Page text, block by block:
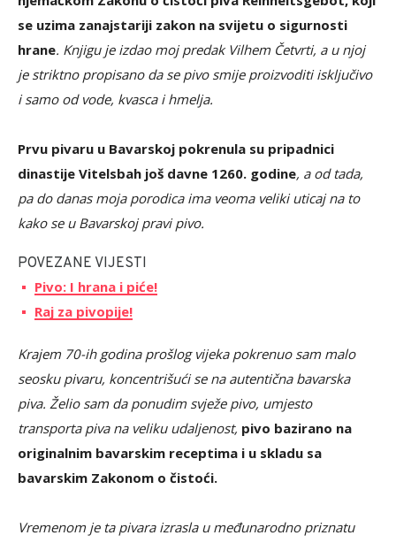
se uzima zanajstariji zakon na svijetu o sigurnosti
hrane. Knjigu je izdao moj predak Vilhem Četvrti, a u njoj
je striktno propisano da se pivo smije proizvoditi isključivo
i samo od vode, kvasca i hmelja.
Prvu pivaru u Bavarskoj pokrenula su pripadnici
dinastije Vitelsbah još davne 1260. godine, a od tada,
pa do danas moja porodica ima veoma veliki uticaj na to
kako se u Bavarskoj pravi pivo.
POVEZANE VIJESTI
Pivo: I hrana i piće!
Raj za pivopije!
Krajem 70-ih godina prošlog vijeka pokrenuo sam malo
seosku pivaru, koncentrišući se na autentična bavarska
piva. Želio sam da ponudim svježe pivo, umjesto
transporta piva na veliku udaljenost, pivo bazirano na
originalnim bavarskim receptima i u skladu sa
bavarskim Zakonom o čistoći.
Vremenom je ta pivara izrasla u međunarodno priznatu